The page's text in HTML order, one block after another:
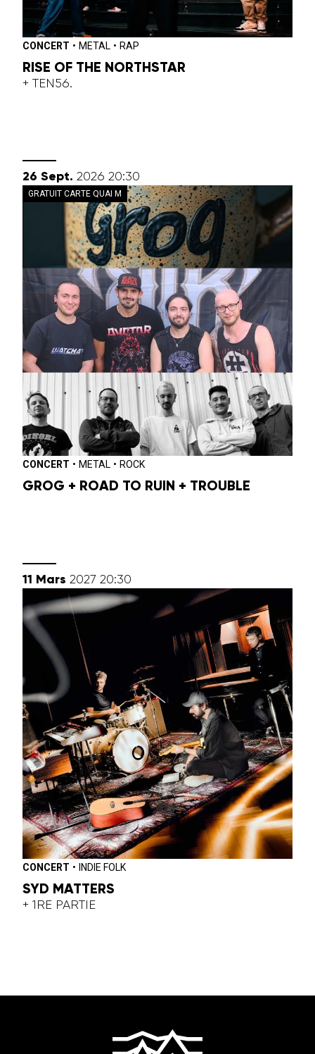
CONCERT • METAL • RAP
RISE OF THE NORTHSTAR
+ TEN56.
26 septembre
Sept. 2026 20:30
GRATUIT CARTE QUAI M
CONCERT • METAL • ROCK
GROG + ROAD TO RUIN + TROUBLE
11 mars
Mars 2027 20:30
CONCERT • INDIE FOLK
SYD MATTERS
+ 1RE PARTIE